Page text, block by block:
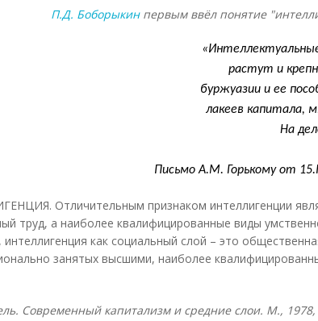
П.Д. Боборыкинпервым ввёл понятие
растут и
буржуазии и ее
лакеев капитала,
На
Письмо А.М. Горькому от 15.
Отличительным признаком интеллигенции
труд, а наиболее квалифицированные виды
как социальный слой – это
занятых высшими, наиболее
Современный капитализм и средние слои. М., 1978,